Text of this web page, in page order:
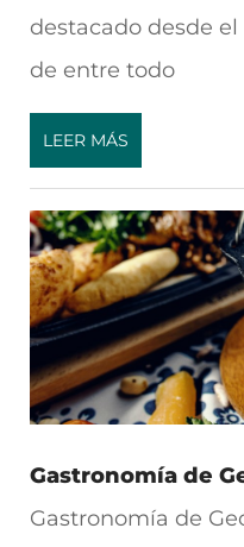
destacado desde
de entre todo
LEER MÁS
Gastronomía de
Gastronomía de